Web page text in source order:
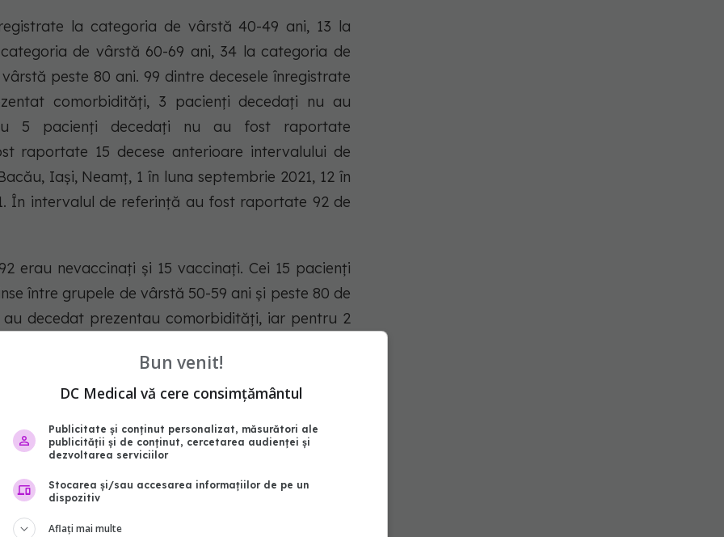
la categoria de vârstă 40-49 ani, 13 la
de vârstă 60-69 ani, 34 la categoria de
peste 80 ani. 99 dintre decesele înregistrate
comorbidități, 3 pacienți decedați nu au
5 pacienți decedați nu au fost raportate
raportate 15 decese anterioare intervalului de
Iași, Neamț, 1 în luna septembrie 2021, 12 în
În intervalul de referință au fost raportate 92 de
erau nevaccinați și 15 vaccinați. Cei 15 pacienți
între grupele de vârstă 50-59 ani și peste 80 de
decedat prezentau comorbidități, iar pentru 2
de persoane internate cu COVID-19 este de
la ATI. Dintre cei 1.203 pacienți internați la ATI,
122 fiind internați în secții și 10 la ATI.
Bun venit!
DC Medical vă cere consimțământul
Publicitate și conținut personalizat, măsurători ale
publicității și de conținut, cercetarea audienței și
dezvoltarea serviciilor
Stocarea și/sau accesarea informațiilor de pe un
dispozitiv
Aflați mai multe